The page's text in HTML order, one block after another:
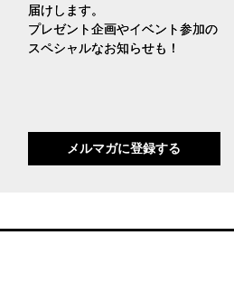
届けします。
プレゼント企画やイベント参加の
スペシャルなお知らせも！
メルマガに登録する